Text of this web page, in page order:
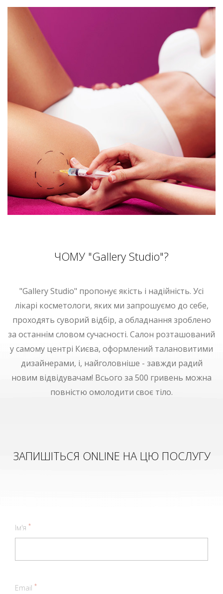
ЧОМУ "Gallery Studio"?
"Gallery Studio" пропонує якість і надійність. Усі
лікарі косметологи, яких ми запрошуємо до себе,
проходять суворий відбір, а обладнання зроблено
за останнім словом сучасності. Салон розташований
у самому центрі Києва, оформлений талановитими
дизайнерами, і, найголовніше - завжди радий
новим відвідувачам! Всього за 500 гривень можна
повністю омолодити своє тіло.
ЗАПИШІТЬСЯ ONLINE НА ЦЮ ПОСЛУГУ
Ім'я *
Email *